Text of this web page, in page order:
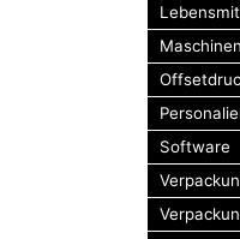
Software